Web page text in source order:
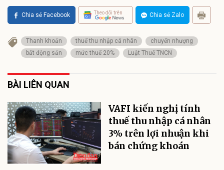
Chia sẻ Facebook Theo dõi trên Chia sẻ Zalo
Thanh khoản thuế thu nhập cá nhân
chuyển nhượng
bất động sản
mức thuế 20% Luật Thuế TNCN
BÀI LIÊN QUAN
VAFI kiến nghị tính
thuế thu nhập cá nhân
3% trên lợi nhuận khi
bán chứng khoán